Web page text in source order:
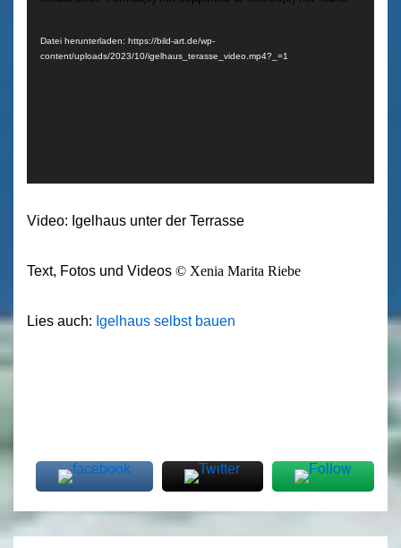
Datei herunterladen: https://bild-art.de/wp-
content/uploads/2023/10/igelhaus_terasse_video.mp4?_=1
Video: Igelhaus unter der Terrasse
Text, Fotos und Videos © Xenia Marita Riebe
Lies auch: Igelhaus selbst bauen